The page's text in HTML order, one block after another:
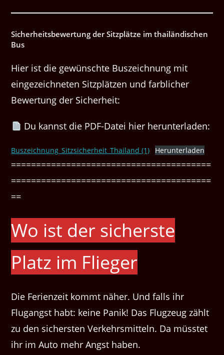
Sicherheitsbewertung der Sitzplätze im thailändischen
Bus
Hier ist die gewünschte Buszeichnung mit
eingezeichneten Sitzplätzen und farblicher
Bewertung der Sicherheit:
Du kannst die PDF-Datei hier herunterladen:
Buszeichnung_Sitzsicherheit_Thailand (1) Herunterladen
========================================
========================================
==
Wo ist der sicherste
Platz im Flieger
Die Ferienzeit kommt näher. Und falls ihr
Flugangst habt: keine Panik! Das Flugzeug zählt
zu den sichersten Verkehrsmitteln. Da müsstet
ihr im Auto mehr Angst haben.